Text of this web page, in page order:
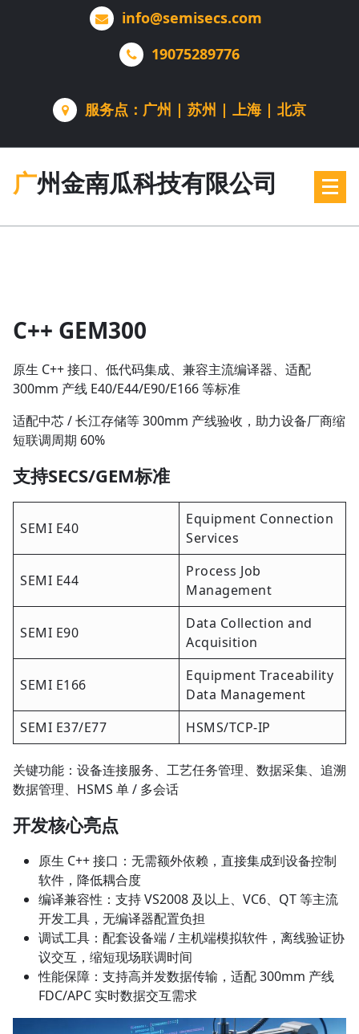
info@semisecs.com
19075289776
服务点：广州 | 苏州 | 上海 | 北京
广州金南瓜科技有限公司
C++ GEM300
原生 C++ 接口、低代码集成、兼容主流编译器、适配
300mm 产线 E40/E44/E90/E166 等标准
适配中芯 / 长江存储等 300mm 产线验收，助力设备厂商缩
短联调周期 60%
支持SECS/GEM标准
SEMI E40
Equipment Connection
Services
SEMI E44
Process Job
Management
SEMI E90
Data Collection and
Acquisition
SEMI E166
Equipment Traceability
Data Management
SEMI E37/E77
HSMS/TCP-IP
关键功能：设备连接服务、工艺任务管理、数据采集、追溯
数据管理、HSMS 单 / 多会话
开发核心亮点
原生 C++ 接口：无需额外依赖，直接集成到设备控制
软件，降低耦合度
编译兼容性：支持 VS2008 及以上、VC6、QT 等主流
开发工具，无编译器配置负担
调试工具：配套设备端 / 主机端模拟软件，离线验证协
议交互，缩短现场联调时间
性能保障：支持高并发数据传输，适配 300mm 产线
FDC/APC 实时数据交互需求